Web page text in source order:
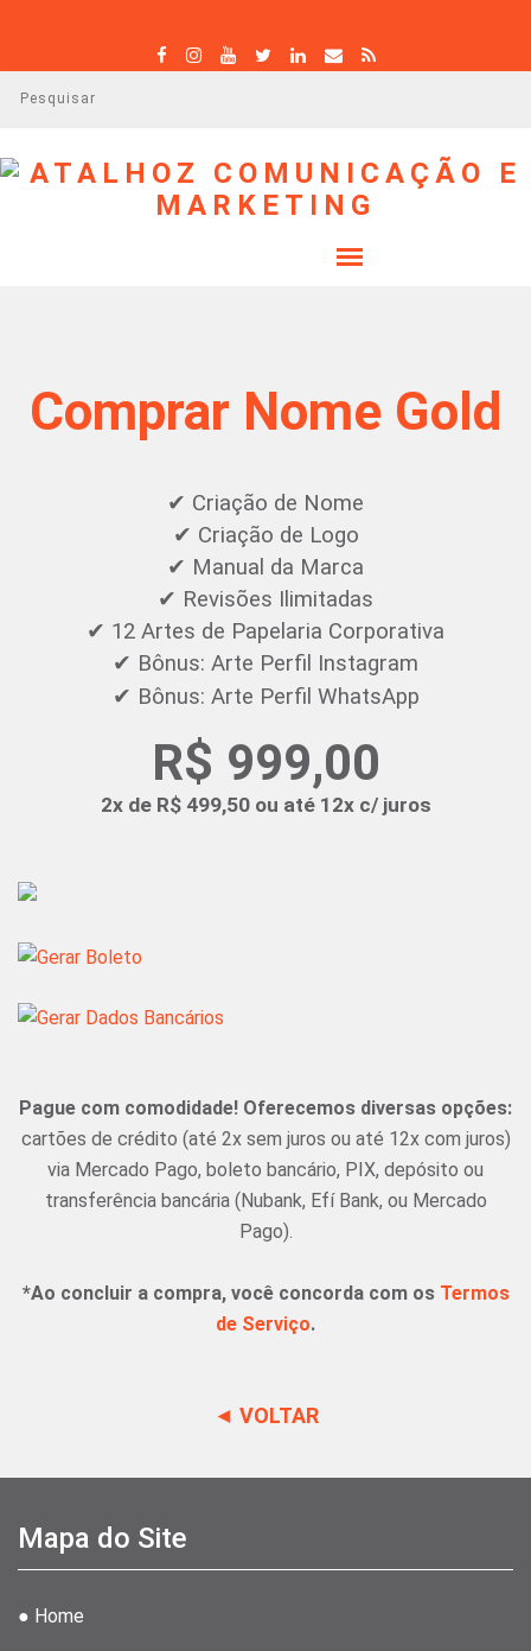
q
Comprar Nome Gold
✔ Criação de Nome
✔ Criação de Logo
✔ Manual da Marca
✔ Revisões Ilimitadas
✔ 12 Artes de Papelaria Corporativa
✔ Bônus: Arte Perfil Instagram
✔ Bônus: Arte Perfil WhatsApp
R$ 999,00
2x de R$ 499,50 ou até 12x c/ juros
Pague com comodidade! Oferecemos diversas opções:
cartões de crédito (até 2x sem juros ou até 12x com juros)
via Mercado Pago, boleto bancário, PIX, depósito ou
transferência bancária (Nubank, Efí Bank, ou Mercado
Pago).
*Ao concluir a compra, você concorda com os Termos
de Serviço.
◄ VOLTAR
Mapa do Site
● Home